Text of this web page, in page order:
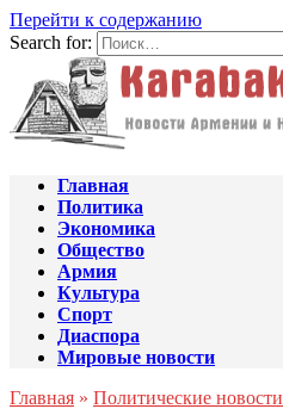
Перейти к содержанию
Search for:
Главная
Политика
Экономика
Общество
Армия
Культура
Спорт
Диаспора
Мировые новости
Главная » Политические новости